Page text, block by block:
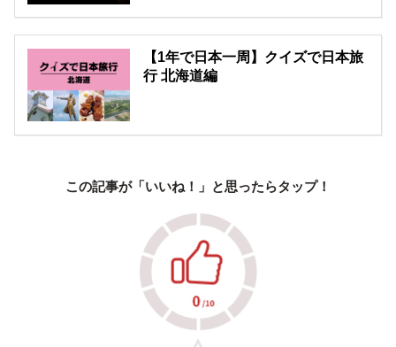
【1年で日本一周】クイズで日本旅
行 北海道編
この記事が「いいね！」と思ったらタップ！